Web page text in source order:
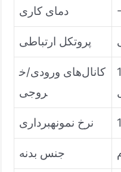
دمای کاری
پروتکل ارتباطی
کانال‌های ورودی/خ
روجی
نرخ نمونهبرداری
جنس بدنه